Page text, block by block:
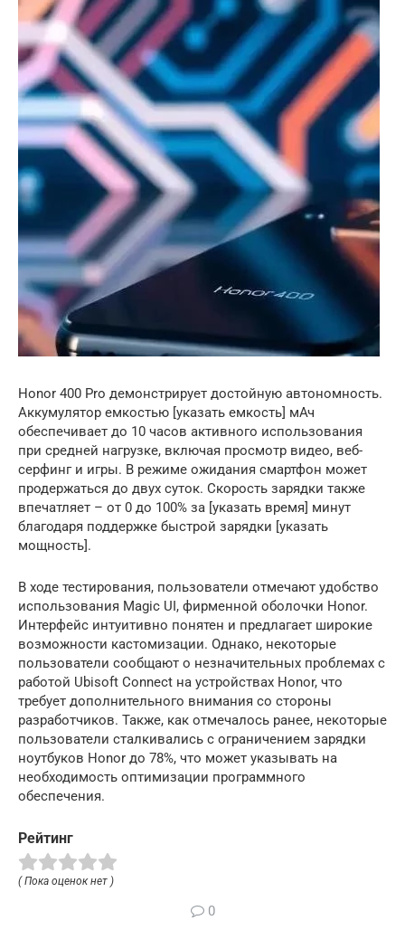
Honor 400 Pro демонстрирует достойную автономность.
Аккумулятор емкостью [указать емкость] мАч
обеспечивает до 10 часов активного использования
при средней нагрузке, включая просмотр видео, веб-
серфинг и игры. В режиме ожидания смартфон может
продержаться до двух суток. Скорость зарядки также
впечатляет – от 0 до 100% за [указать время] минут
благодаря поддержке быстрой зарядки [указать
мощность].
В ходе тестирования, пользователи отмечают удобство
использования Magic UI, фирменной оболочки Honor.
Интерфейс интуитивно понятен и предлагает широкие
возможности кастомизации. Однако, некоторые
пользователи сообщают о незначительных проблемах с
работой Ubisoft Connect на устройствах Honor, что
требует дополнительного внимания со стороны
разработчиков. Также, как отмечалось ранее, некоторые
пользователи сталкивались с ограничением зарядки
ноутбуков Honor до 78%, что может указывать на
необходимость оптимизации программного
обеспечения.
Рейтинг
( Пока оценок нет )
0